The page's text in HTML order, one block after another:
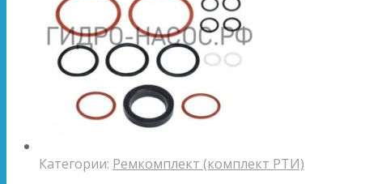
Категории: Ремкомплект (комплект РТИ)